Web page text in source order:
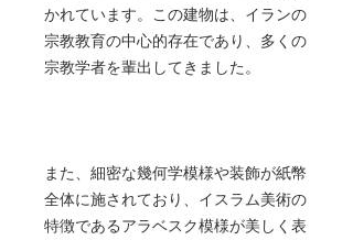
かれています。この建物は、イランの
宗教教育の中心的存在であり、多くの
宗教学者を輩出してきました。
また、細密な幾何学模様や装飾が紙幣
全体に施されており、イスラム美術の
特徴であるアラベスク模様が美しく表